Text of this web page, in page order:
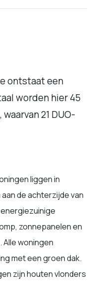
ontstaat een
worden hier 45
21 DUO-
liggen in
de achterzijde van
zonnepanelen en
woningen
met een groen dak.
zijn houten vlonders